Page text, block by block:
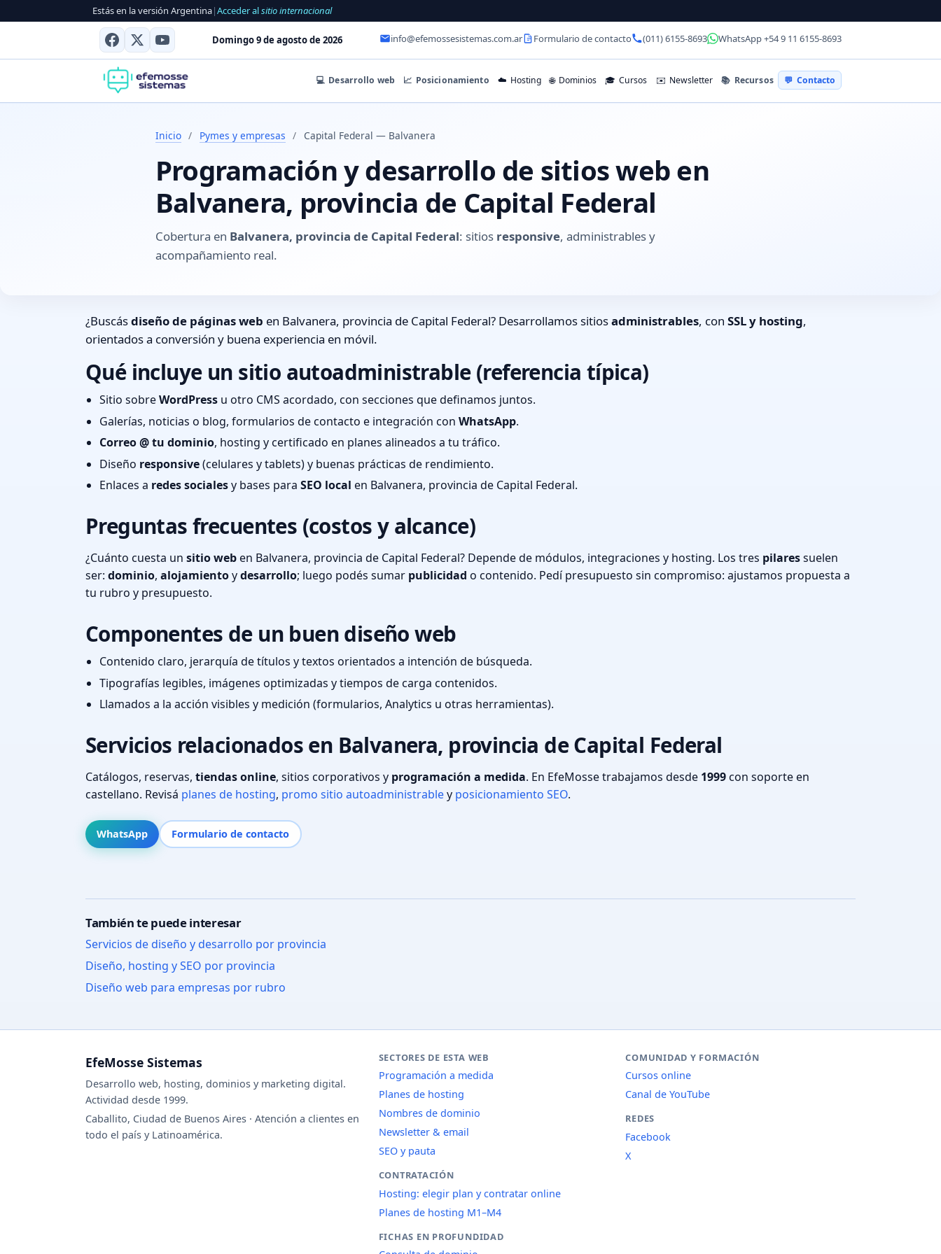
Estás en la versión Argentina|Acceder alsitio internacional
Domingo 9 de agosto de 2026 info@efemossesistemas.com.ar Formulario de contacto (011) 6155-8693 WhatsApp +54 9 11 6155-8693
💻 Desarrollo web 📈 Posicionamiento ☁️ Hosting 🌐 Dominios 🎓 Cursos ✉️ Newsletter 📚 Recursos 💬 Contacto
Inicio / Pymes y empresas / Capital Federal — Balvanera
Programación y desarrollo de sitios web en
Balvanera, provincia de Capital Federal
Cobertura en Balvanera, provincia de Capital Federal: sitios responsive, administrables y
acompañamiento real.
¿Buscásdiseño de páginas web en Balvanera, provincia de Capital Federal? Desarrollamos sitiosadministrables, con SSL y hosting,
orientados a conversión y buena experiencia en móvil.
Qué incluye un sitio autoadministrable (referencia típica)
Sitio sobreWordPress u otro CMS acordado, con secciones que definamos juntos.
Galerías, noticias o blog, formularios de contacto e integración con WhatsApp.
Correo @ tu dominio, hosting y certificado en planes alineados a tu tráfico.
Diseño responsive(celulares y tablets) y buenas prácticas de rendimiento.
Enlaces a redes socialesy bases para SEO local en Balvanera, provincia de Capital Federal.
Preguntas frecuentes (costos y alcance)
¿Cuánto cuesta un sitio weben Balvanera, provincia de Capital Federal? Depende de módulos, integraciones y hosting. Los tres pilaressuelen
ser: dominio, alojamientoydesarrollo; luego podés sumar publicidad o contenido. Pedí presupuesto sin compromiso: ajustamos propuesta a
tu rubro y presupuesto.
Componentes de un buen diseño web
Contenido claro, jerarquía de títulos y textos orientados a intención de búsqueda.
Tipografías legibles, imágenes optimizadas y tiempos de carga contenidos.
Llamados a la acción visibles y medición (formularios, Analytics u otras herramientas).
Servicios relacionados en Balvanera, provincia de Capital Federal
Catálogos, reservas, tiendas online, sitios corporativos y programación a medida. En EfeMosse trabajamos desde 1999con soporte en
castellano. Revisá planes de hosting, promo sitio autoadministrabley posicionamiento SEO.
WhatsApp Formulario de contacto
También te puede interesar
Servicios de diseño y desarrollo por provincia
Diseño, hosting y SEO por provincia
Diseño web para empresas por rubro
EfeMosse Sistemas
Desarrollo web, hosting, dominios y marketing digital.
Actividad desde 1999.
Caballito, Ciudad de Buenos Aires · Atención a clientes en
todo el país y Latinoamérica.
SECTORES DE ESTA WEB
Programación a medida
Planes de hosting
Nombres de dominio
Newsletter & email
SEO y pauta
CONTRATACIÓN
Hosting: elegir plan y contratar online
Planes de hosting M1–M4
FICHAS EN PROFUNDIDAD
COMUNIDAD Y FORMACIÓN
Cursos online
Canal de YouTube
REDES
Facebook
X